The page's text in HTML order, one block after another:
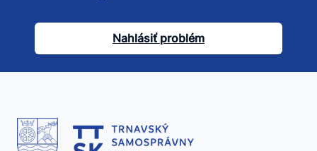
článok
užitočný?
Nahlásiť problém